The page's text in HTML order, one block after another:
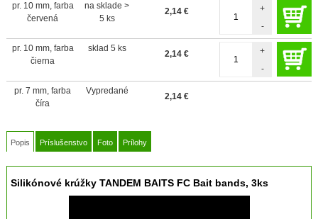
pr. 10 mm, farba
červená
na sklade >
5 ks
2,14 €
-
+
pr. 10 mm, farba
čierna
sklad 5 ks
2,14 €
-
+
pr. 7 mm, farba
číra
Vypredané
2,14 €
Popis Príslušenstvo Foto Prílohy
Silikónové krúžky TANDEM BAITS FC Bait bands, 3ks